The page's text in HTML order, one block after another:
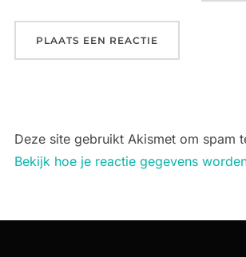
Deze site gebruikt Akismet om spam
Bekijk hoe je reactie gegevens